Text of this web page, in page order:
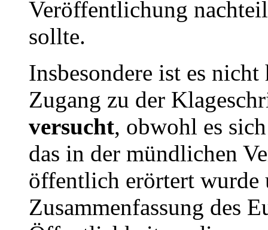
Veröffentlichung
sollte.
Insbesondere ist es
Zugang zu der
versucht, obwohl es
das in der mündlichen
öffentlich erörtert wurde
Zusammenfassung des